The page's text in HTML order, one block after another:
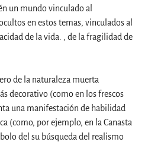
un mundo vinculado al
en estos temas, vinculados al
de la vida. , de la fragilidad de
de la naturaleza muerta
decorativo (como en los frescos
una manifestación de habilidad
(como, por ejemplo, en la Canasta
del su búsqueda del realismo